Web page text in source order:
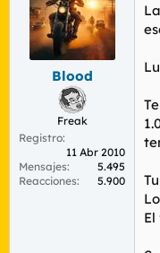
Blood
Freak
Registro
11 Abr 2010
Mensajes
5.495
Reacciones
5.900